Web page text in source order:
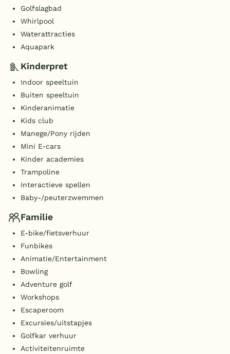
Golfslagbad
Whirlpool
Waterattracties
Aquapark
Kinderpret
Indoor speeltuin
Buiten speeltuin
Kinderanimatie
Kids club
Manege/Pony rijden
Mini E-cars
Kinder academies
Trampoline
Interactieve spellen
Baby-/peuterzwemmen
Familie
E-bike/fietsverhuur
Funbikes
Animatie/Entertainment
Bowling
Adventure golf
Workshops
Escaperoom
Excursies/uitstapjes
Golfkar verhuur
Activiteitenruimte